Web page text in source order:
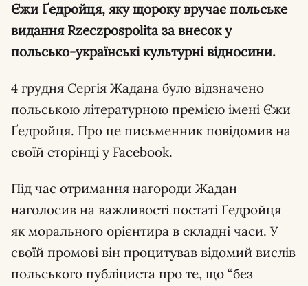
Єжи Ґедройця, яку щороку вручає польське
видання Rzeczpospolita за внесок у
польсько-українські культурні відносини.
4 грудня Сергія Жадана було відзначено
польською літературною премією імені Єжи
Ґедройця. Про це письменник повідомив на
своїй сторінці у Facebook.
Під час отримання нагороди Жадан
наголосив на важливості постаті Ґедройця
як морального орієнтира в складні часи. У
своїй промові він процитував відомий вислів
польського публіциста про те, що “без